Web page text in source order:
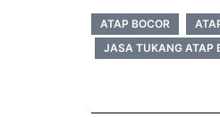
ATAP BOCOR
JASA TUKANG ATAP